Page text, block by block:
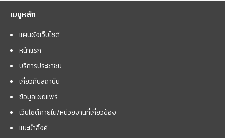
เมนูหลัก
แผนผังเว็บไซต์
หน้าแรก
บริการประชาชน
เกี่ยวกับสถาบัน
ข้อมูลเผยแพร่
เว็บไซต์ภายใน/หน่วยงานที่เกี่ยวข้อง
แนะนำลิ้งค์